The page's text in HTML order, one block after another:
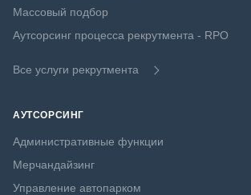
Массовый подбор
Аутсорсинг процесса рекрутмента - RPO
Все услуги рекрутмента
АУТСОРСИНГ
Административные функции
Мерчандайзинг
Управление автопарком